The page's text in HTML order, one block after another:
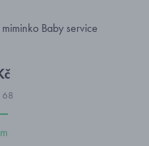
Baby service
68